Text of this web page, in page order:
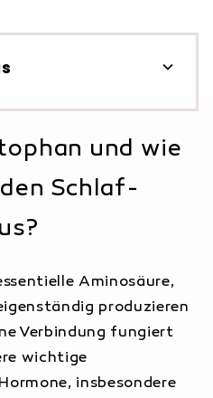
und wie
Wach-
Mechanismus der
belegten Effekte
Schlafarchitektur
Kapseln:
für
und wie
Schlaf-
Aminosäure,
produzieren
Verbindung fungiert
wichtige
insbesondere